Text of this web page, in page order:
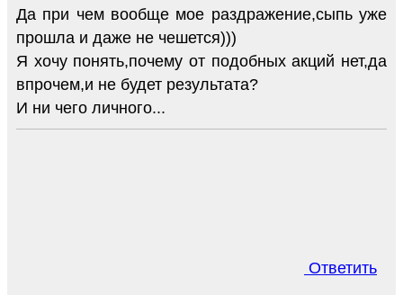
Да при чем вообще мое раздражение,сыпь уже
прошла и даже не чешется)))
Я хочу понять,почему от подобных акций нет,да
впрочем,и не будет результата?
И ни чего личного...
Ответить